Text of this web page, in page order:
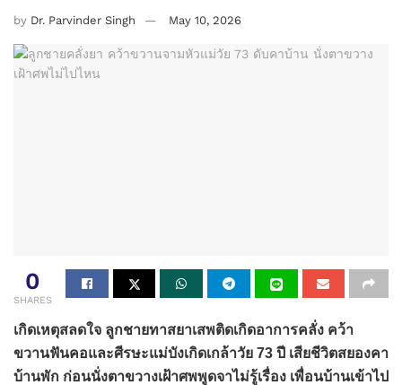
by Dr. Parvinder Singh May 10, 2026
0
SHARES
เกิดเหตุสลดใจ ลูกชายทาสยาเสพติดเกิดอาการคลั่ง คว้า
ขวานฟันคอและศีรษะแม่บังเกิดเกล้าวัย 73 ปี เสียชีวิตสยองคา
บ้านพัก ก่อนนั่งตาขวางเฝ้าศพพูดจาไม่รู้เรื่อง เพื่อนบ้านเข้าไป